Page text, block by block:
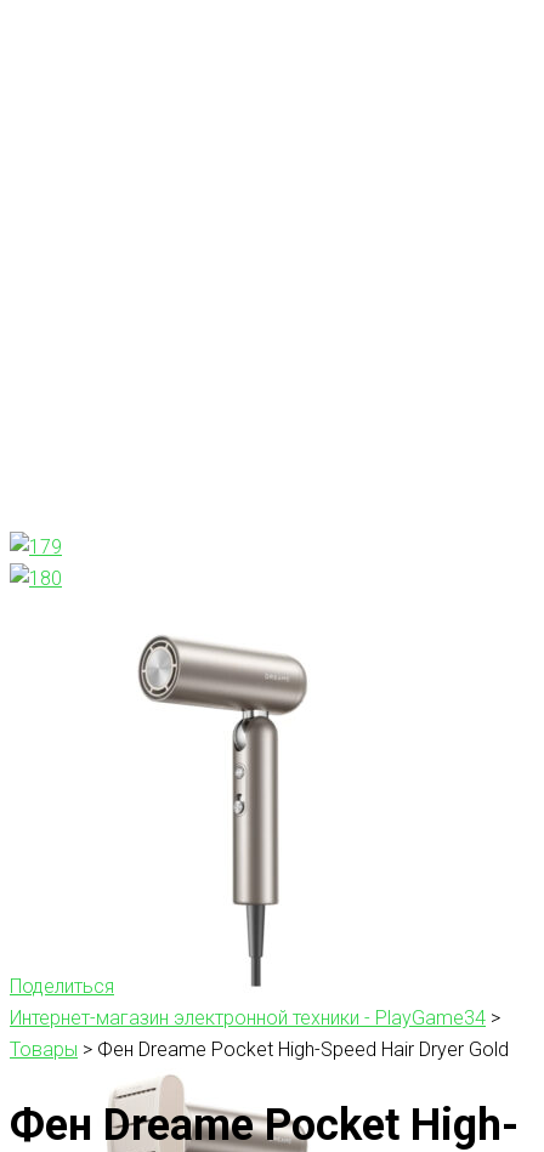
Поделиться
Интернет-магазин электронной техники - PlayGame34 >
Товары > Фен Dreame Pocket High-Speed Hair Dryer Gold
Фен Dreame Pocket High-